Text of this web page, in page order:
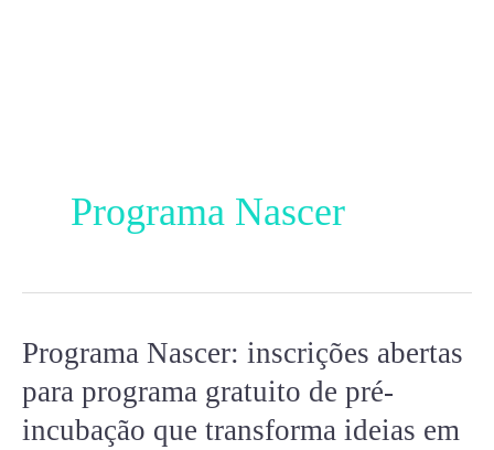
Programa Nascer
Programa Nascer: inscrições abertas
para programa gratuito de pré-
incubação que transforma ideias em
Programa
inscrições
abertas